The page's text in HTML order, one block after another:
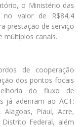
o Ministério das
no valor de R$84,4
prestação de serviço
múltiplos canais.
de cooperação
dos pontos focais
do fluxo de
já aderiram ao ACT:
Piauí, Acre,
Federal, além